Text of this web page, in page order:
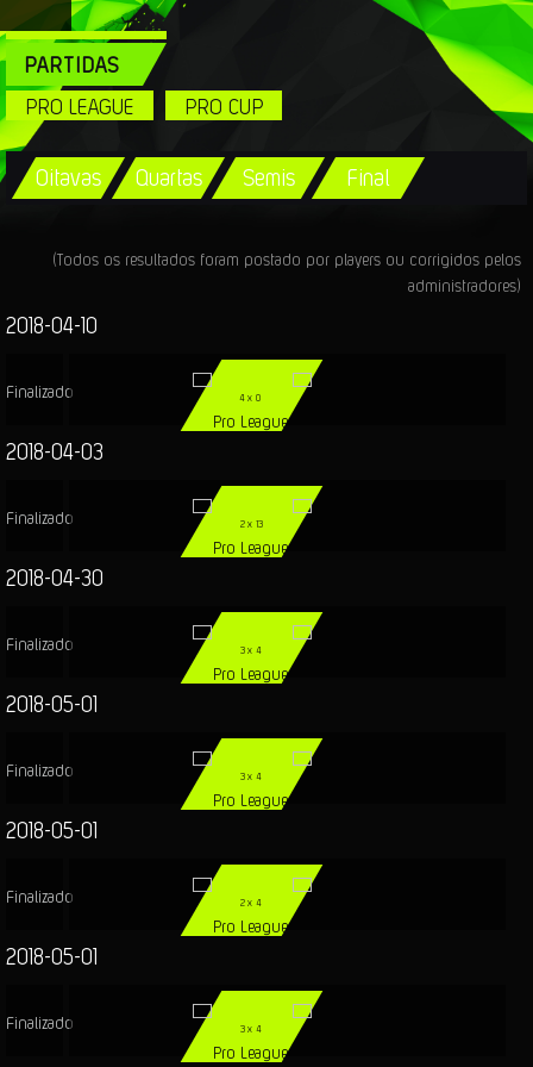
PARTIDAS
PRO LEAGUE
PRO CUP
Oitavas Quartas Semis Final
(Todos os resultados foram postado por players ou corrigidos pelos
administradores)
2018-04-10
Finalizado 4 x 0
Pro League
2018-04-03
Finalizado 2 x 13
Pro League
2018-04-30
Finalizado 3 x 4
Pro League
2018-05-01
Finalizado 3 x 4
Pro League
2018-05-01
Finalizado 2 x 4
Pro League
2018-05-01
Finalizado 3 x 4
Pro League